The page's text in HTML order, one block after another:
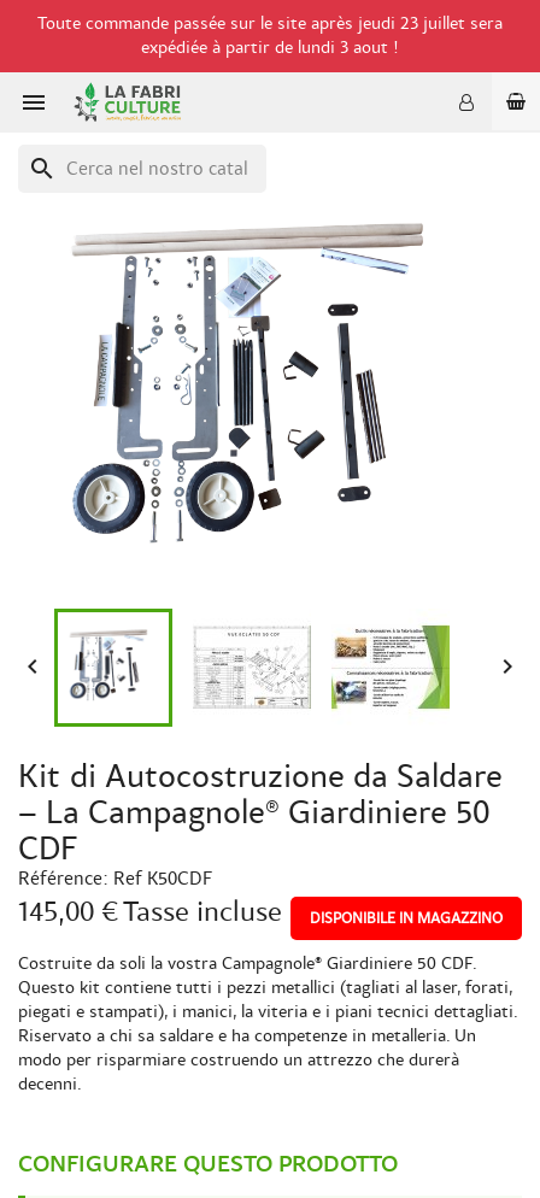
Toute commande passée sur le site après jeudi 23 juillet sera
expédiée à partir de lundi 3 aout !

search
 
Kit di Autocostruzione da Saldare
– La Campagnole® Giardiniere 50
CDF
Référence: Ref K50CDF
145,00 €Tasse incluse DISPONIBILE IN MAGAZZINO
Costruite da soli la vostra Campagnole® Giardiniere 50 CDF.
Questo kit contiene tutti i pezzi metallici (tagliati al laser, forati,
piegati e stampati), i manici, la viteria e i piani tecnici dettagliati.
Riservato a chi sa saldare e ha competenze in metalleria. Un
modo per risparmiare costruendo un attrezzo che durerà
decenni.
CONFIGURARE QUESTO PRODOTTO